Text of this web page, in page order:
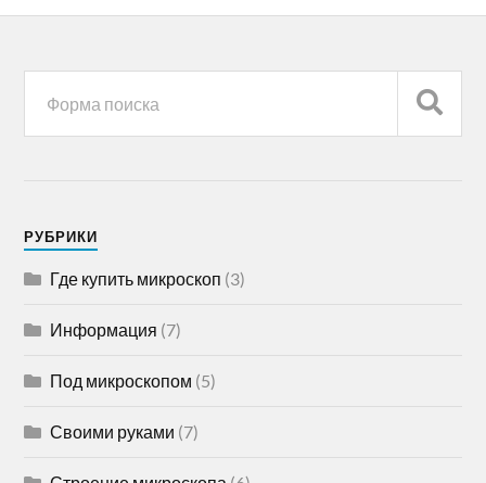
РУБРИКИ
Где купить микроскоп (3)
Информация (7)
Под микроскопом (5)
Своими руками (7)